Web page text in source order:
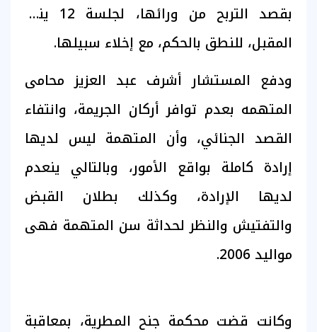
بقصد التربح من ورائها، لجلسة 12 يناير
المقبل، للنطق بالحكم، مع إخلاء سبيلها.
ودفع المستشار أشرف عبد العزيز محامى
المتهمه بعدم توافر أركان الجريمة، وانتفاء
القصد الجنائي، وأن المتهمة ليس لديها
إرادة كاملة بواقع الأمور، وبالتالي ينعدم
لديها الإرادة، وكذلك بطلان القبض
والتفتيش والنظر لحداثة سن المتهمة فهى
مواليد 2006.
وكانت قضت محكمة جنح المطرية، بمعاقبة